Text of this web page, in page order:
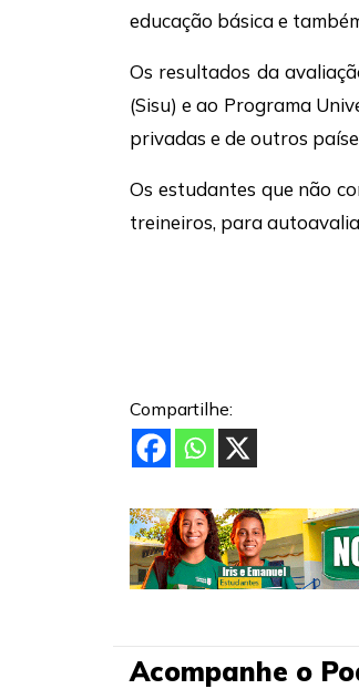
educação básica e
Os resultados da
(Sisu) e ao Programa
privadas e de outros
Os estudantes que não
treineiros, para
Compartilhe:
Acompanhe o